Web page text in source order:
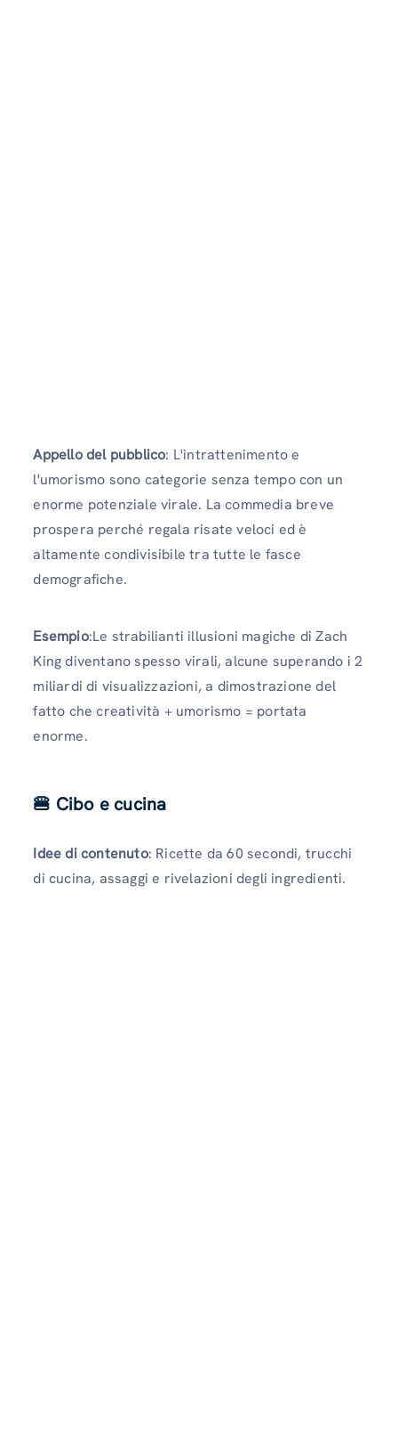
Appello del pubblico: L'intrattenimento e
l'umorismo sono categorie senza tempo con un
enorme potenziale virale. La commedia breve
prospera perché regala risate veloci ed è
altamente condivisibile tra tutte le fasce
demografiche.
Esempio:Le strabilianti illusioni magiche di Zach
King diventano spesso virali, alcune superando i 2
miliardi di visualizzazioni, a dimostrazione del
fatto che creatività + umorismo = portata
enorme.
🍔 Cibo e cucina
Idee di contenuto: Ricette da 60 secondi, trucchi
di cucina, assaggi e rivelazioni degli ingredienti.